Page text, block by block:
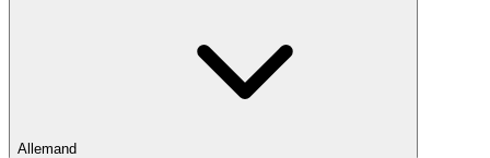
Allemand